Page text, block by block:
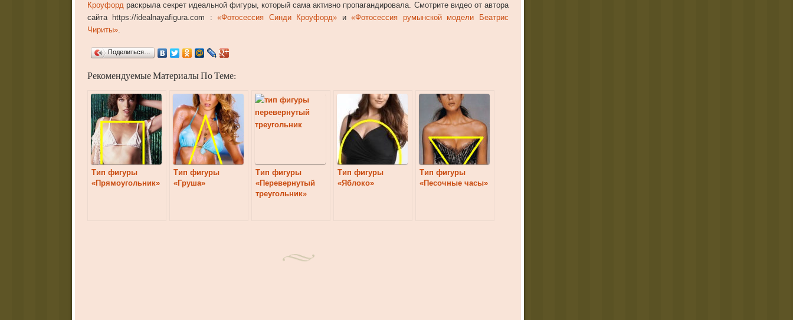
Кроуфордраскрыла секрет идеальной фигуры, который сама активно пропагандировала. Смотрите видео от автора
сайта https://idealnayafigura.com :«Фотосессия Синди Кроуфорд» и«Фотосессия румынской модели Беатрис
Чириты».
Поделиться…
Рекомендуемые Материалы По Теме:
Тип фигуры
«Прямоугольник»
Тип фигуры
«Груша»
Тип фигуры
«Перевернутый
треугольник»
Тип фигуры
«Яблоко»
Тип фигуры
«Песочные часы»